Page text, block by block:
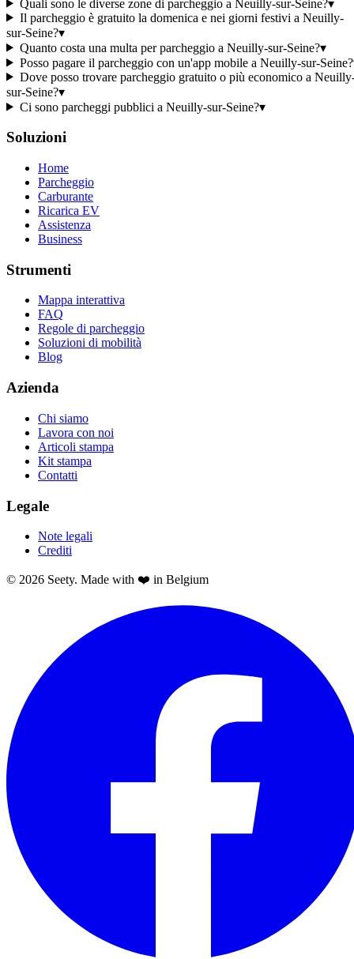
Quali sono le diverse zone di parcheggio a Neuilly-sur-Seine?▾
Il parcheggio è gratuito la domenica e nei giorni festivi a Neuilly-
sur-Seine?▾
Quanto costa una multa per parcheggio a Neuilly-sur-Seine?▾
Posso pagare il parcheggio con un'app mobile a Neuilly-sur-Seine?
Dove posso trovare parcheggio gratuito o più economico a
sur-Seine?▾
Ci sono parcheggi pubblici a Neuilly-sur-Seine?▾
Soluzioni
Home
Parcheggio
Carburante
Ricarica EV
Assistenza
Business
Strumenti
Mappa interattiva
FAQ
Regole di parcheggio
Soluzioni di mobilità
Blog
Azienda
Chi siamo
Lavora con noi
Articoli stampa
Kit stampa
Contatti
Legale
Note legali
Crediti
© 2026 Seety. Made with ❤️ in Belgium